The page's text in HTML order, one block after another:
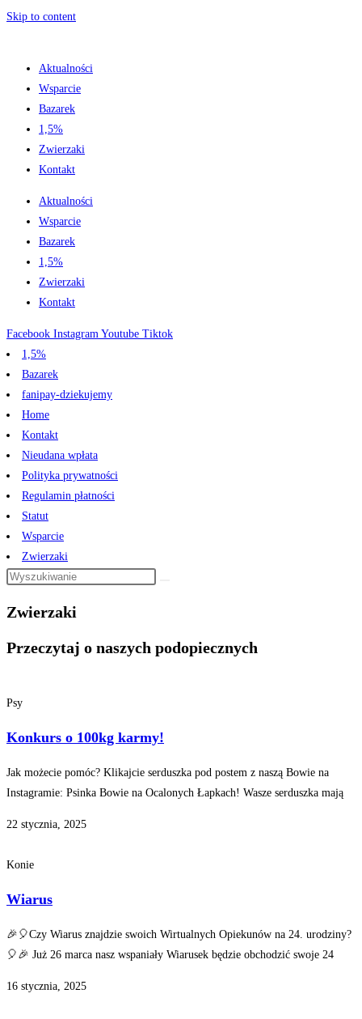
Skip to content
Aktualności
Wsparcie
Bazarek
1,5%
Zwierzaki
Kontakt
Aktualności
Wsparcie
Bazarek
1,5%
Zwierzaki
Kontakt
Facebook Instagram Youtube Tiktok
1,5%
Bazarek
fanipay-dziekujemy
Home
Kontakt
Nieudana wpłata
Polityka prywatności
Regulamin płatności
Statut
Wsparcie
Zwierzaki
Zwierzaki
Przeczytaj o naszych podopiecznych
Psy
Konkurs o 100kg karmy!
Jak możecie pomóc? Klikajcie serduszka pod postem z naszą Bowie na
Instagramie: Psinka Bowie na Ocalonych Łapkach! Wasze serduszka mają
22 stycznia, 2025
Konie
Wiarus
🎉🎈Czy Wiarus znajdzie swoich Wirtualnych Opiekunów na 24. urodziny?
🎈🎉 Już 26 marca nasz wspaniały Wiarusek będzie obchodzić swoje 24
16 stycznia, 2025